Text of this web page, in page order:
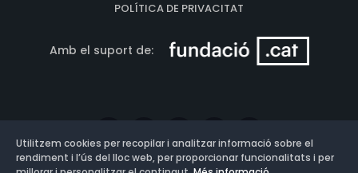
POLÍTICA DE PRIVACITAT
Amb el suport de:
Utilitzem cookies per recopilar i analitzar informació sobre el
rendiment i l’ús del lloc web, per proporcionar funcionalitats i per